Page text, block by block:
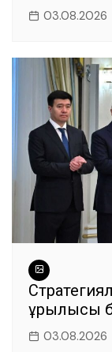
03.08.2026
құрылысы
03.08.2026